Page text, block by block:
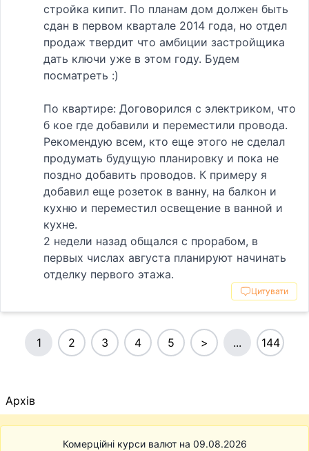
стройка кипит. По планам дом должен быть
сдан в первом квартале 2014 года, но отдел
продаж твердит что амбиции застройщика
дать ключи уже в этом году. Будем
посматреть :)
По квартире: Договорился с электриком, что
б кое где добавили и переместили провода.
Рекомендую всем, кто еще этого не сделал
продумать будущую планировку и пока не
поздно добавить проводов. К примеру я
добавил еще розеток в ванну, на балкон и
кухню и переместил освещение в ванной и
кухне.
2 недели назад общался с прорабом, в
первых числах августа планируют начинать
отделку первого этажа.
Цитувати
1 2 3 4 5 > ... 144
Архів
Комерційні курси валют на 09.08.2026